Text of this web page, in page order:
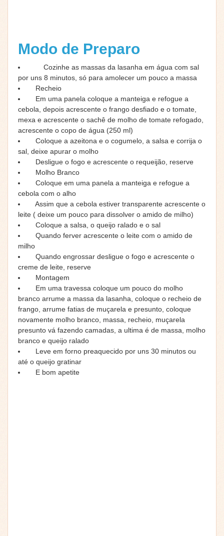
Modo de Preparo
Cozinhe as massas da lasanha em água com sal
por uns 8 minutos, só para amolecer um pouco a massa
Recheio
Em uma panela coloque a manteiga e refogue a
cebola, depois acrescente o frango desfiado e o tomate,
mexa e acrescente o sachê de molho de tomate refogado,
acrescente o copo de água (250 ml)
Coloque a azeitona e o cogumelo, a salsa e corrija o
sal, deixe apurar o molho
Desligue o fogo e acrescente o requeijão, reserve
Molho Branco
Coloque em uma panela a manteiga e refogue a
cebola com o alho
Assim que a cebola estiver transparente acrescente o
leite ( deixe um pouco para dissolver o amido de milho)
Coloque a salsa, o queijo ralado e o sal
Quando ferver acrescente o leite com o amido de
milho
Quando engrossar desligue o fogo e acrescente o
creme de leite, reserve
Montagem
Em uma travessa coloque um pouco do molho
branco arrume a massa da lasanha, coloque o recheio de
frango, arrume fatias de muçarela e presunto, coloque
novamente molho branco, massa, recheio, muçarela
presunto vá fazendo camadas, a ultima é de massa, molho
branco e queijo ralado
Leve em forno preaquecido por uns 30 minutos ou
até o queijo gratinar
E bom apetite